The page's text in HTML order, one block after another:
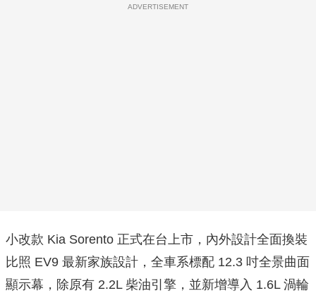
ADVERTISEMENT
小改款 Kia Sorento 正式在台上市，內外設計全面換裝
比照 EV9 最新家族設計，全車系標配 12.3 吋全景曲面
顯示幕，除原有 2.2L 柴油引擎，並新增導入 1.6L 渦輪